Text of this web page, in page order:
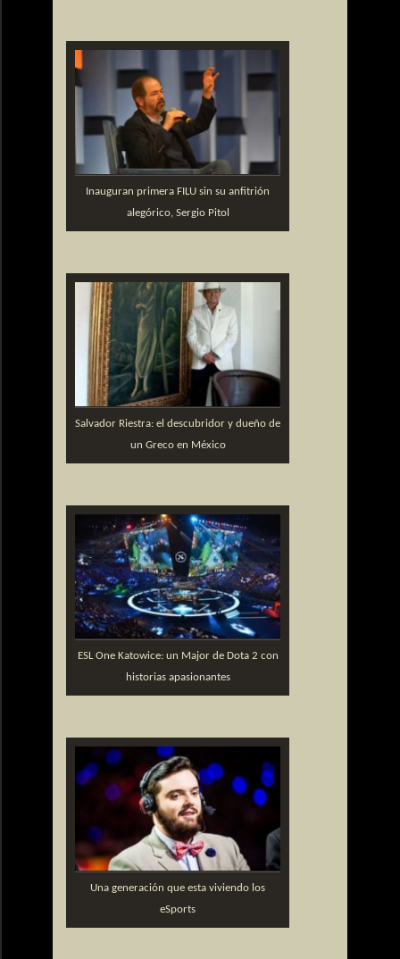
Inauguran primera FILU sin su anfitrión
alegórico, Sergio Pitol
Salvador Riestra: el descubridor y dueño de
un Greco en México
ESL One Katowice: un Major de Dota 2 con
historias apasionantes
Una generación que esta viviendo los
eSports